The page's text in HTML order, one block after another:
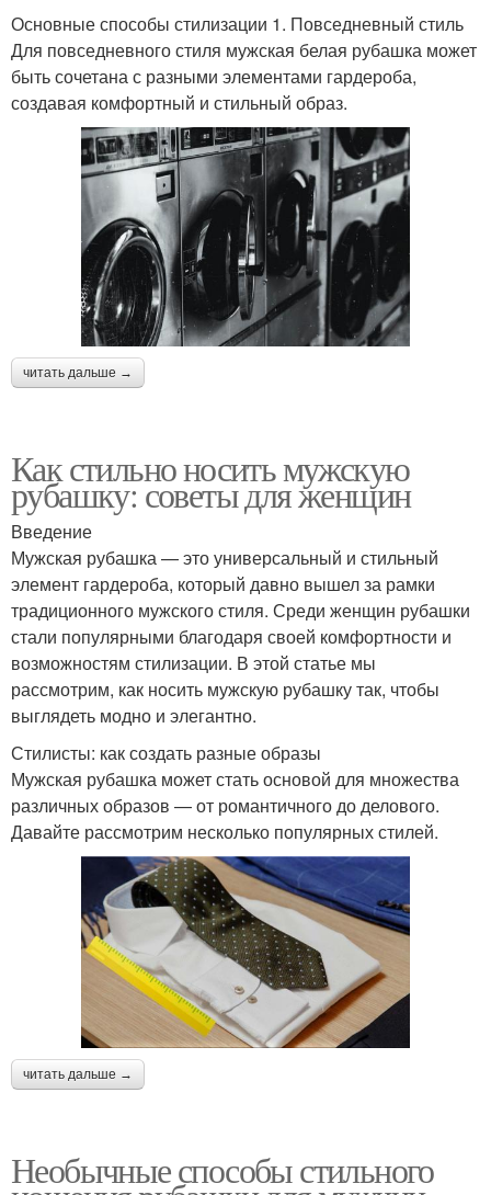
Основные способы стилизации 1. Повседневный стиль
Для повседневного стиля мужская белая рубашка может
быть сочетана с разными элементами гардероба,
создавая комфортный и стильный образ.
читать дальше →
Как стильно носить мужскую
рубашку: советы для женщин
Введение
Мужская рубашка — это универсальный и стильный
элемент гардероба, который давно вышел за рамки
традиционного мужского стиля. Среди женщин рубашки
стали популярными благодаря своей комфортности и
возможностям стилизации. В этой статье мы
рассмотрим, как носить мужскую рубашку так, чтобы
выглядеть модно и элегантно.
Стилисты: как создать разные образы
Мужская рубашка может стать основой для множества
различных образов — от романтичного до делового.
Давайте рассмотрим несколько популярных стилей.
читать дальше →
Необычные способы стильного